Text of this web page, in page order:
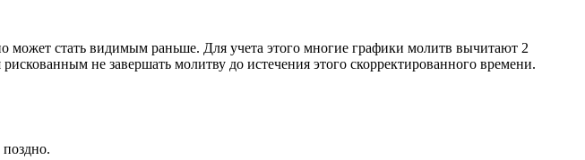
может стать видимым раньше. Для учета этого многие графики молитв вычитают 2
не завершать молитву до истечения этого скорректированного времени.